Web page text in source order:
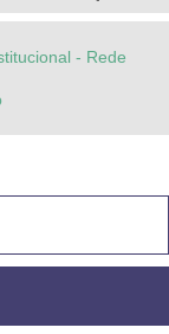
- Rede